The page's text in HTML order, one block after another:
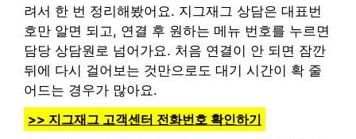
려서 한 번 정리해봤어요. 지그재그 상담은 대표번
호만 알면 되고, 연결 후 원하는 메뉴 번호를 누르면
담당 상담원로 넘어가요. 처음 연결이 안 되면 잠깐
뒤에 다시 걸어보는 것만으로도 대기 시간이 확 줄
어드는 경우가 많아요.
>> 지그재그 고객센터 전화번호 확인하기